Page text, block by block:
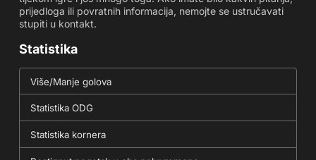
prijedloga ili povratnih informacija, nemojte se ustručavati
stupiti u kontakt.
Statistika
Više/Manje golova
Statistika ODG
Statistika kornera